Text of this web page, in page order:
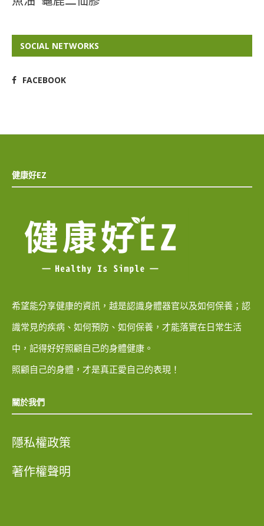
SOCIAL NETWORKS
FACEBOOK
健康好EZ
希望能分享健康的資訊，越是認識身體器官以及如何保養；認
識常見的疾病、如何預防、如何保養，才能落實在日常生活
中，記得好好照顧自己的身體健康。
照顧自己的身體，才是真正愛自己的表現！
關於我們
隱私權政策
著作權聲明